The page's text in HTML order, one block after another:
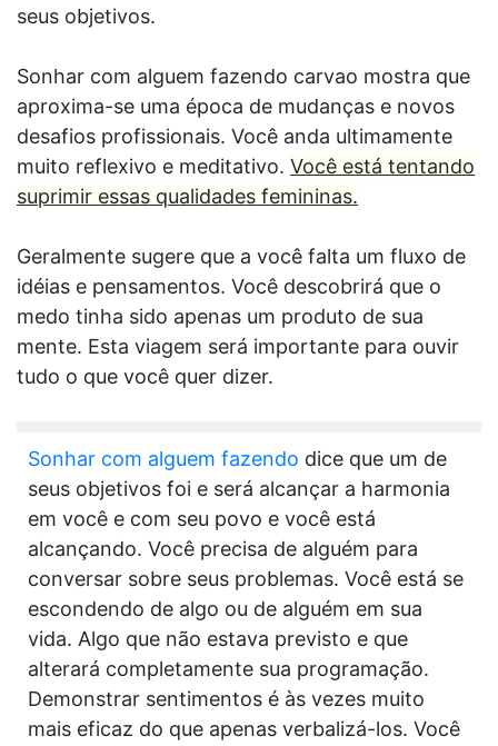
seus objetivos.
Sonhar com alguem fazendo carvao mostra que
aproxima-se uma época de mudanças e novos
desafios profissionais. Você anda ultimamente
muito reflexivo e meditativo. Você está tentando
suprimir essas qualidades femininas.
Geralmente sugere que a você falta um fluxo de
idéias e pensamentos. Você descobrirá que o
medo tinha sido apenas um produto de sua
mente. Esta viagem será importante para ouvir
tudo o que você quer dizer.
Sonhar com alguem fazendo dice que um de
seus objetivos foi e será alcançar a harmonia
em você e com seu povo e você está
alcançando. Você precisa de alguém para
conversar sobre seus problemas. Você está se
escondendo de algo ou de alguém em sua
vida. Algo que não estava previsto e que
alterará completamente sua programação.
Demonstrar sentimentos é às vezes muito
mais eficaz do que apenas verbalizá-los. Você